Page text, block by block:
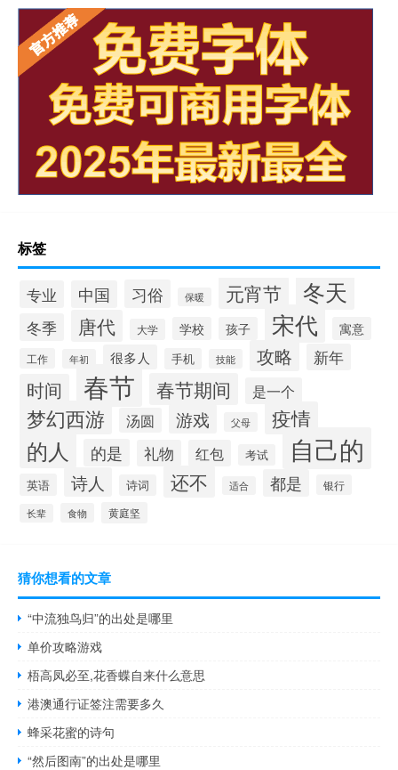
标签
专业 中国 习俗 保暖 元宵节 冬天
冬季 唐代 大学 学校 孩子 宋代 寓意
工作 年初 很多人 手机 技能 攻略 新年
时间 春节 春节期间 是一个
梦幻西游 汤圆 游戏 父母 疫情
的人 的是 礼物 红包 考试 自己的
英语 诗人 诗词 还不 适合 都是 银行
长辈 食物 黄庭坚
猜你想看的文章
“中流独鸟归”的出处是哪里
单价攻略游戏
梧高凤必至,花香蝶自来什么意思
港澳通行证签注需要多久
蜂采花蜜的诗句
“然后图南”的出处是哪里